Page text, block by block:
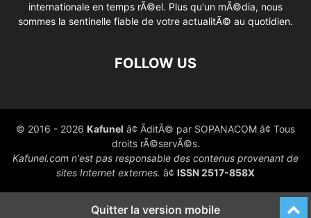
internationale en temps rÃ©el. Plus qu'un mÃ©dia, nous
sommes la sentinelle fiable de votre actualitÃ© au quotidien.
FOLLOW US
© 2016 - 2026 Kafunel â¢ ÃditÃ© par SOPANACOM â¢ Tous
droits rÃ©servÃ©s.
Kafunel.com n'est pas responsable des contenus provenant de
sites Internet externes. â¢ ISSN 2517-858X
Quitter la version mobile